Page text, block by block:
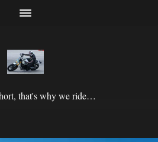
that's why we ride…